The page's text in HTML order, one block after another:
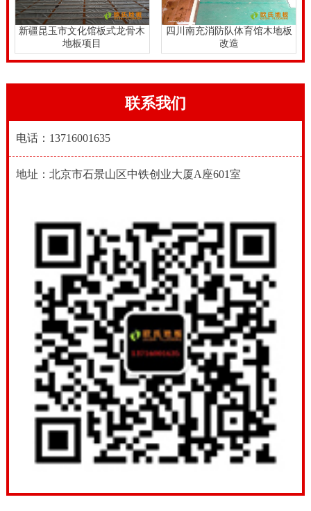
新疆昆玉市文化馆板式龙骨木
地板项目
四川南充消防队体育馆木地板
改造
联系我们
电话：13716001635
地址：北京市石景山区中铁创业大厦A座601室